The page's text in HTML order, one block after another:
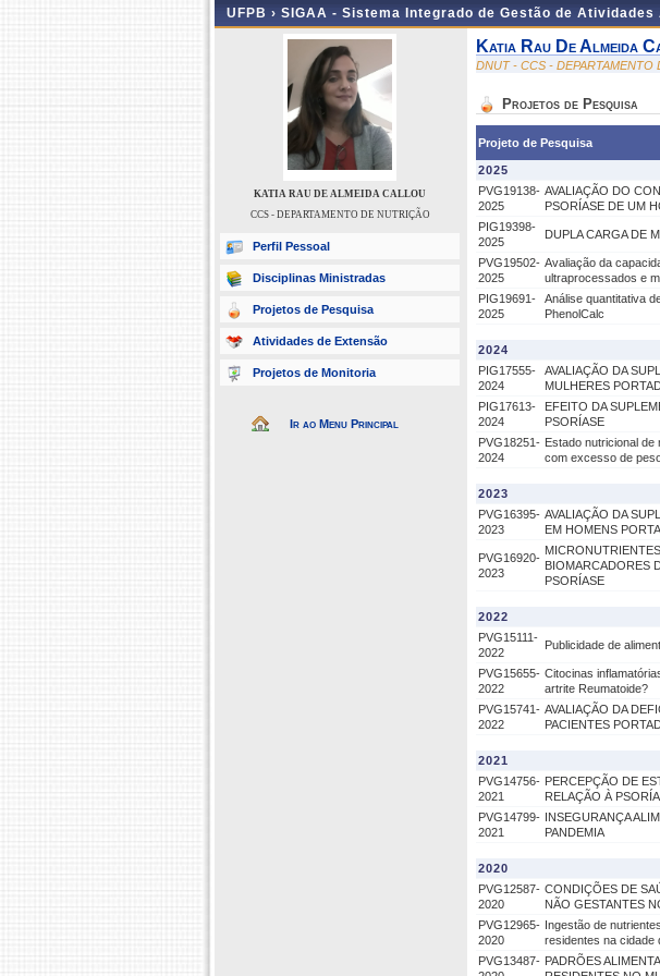
UFPB › SIGAA - Sistema Integrado de Gestão de Atividades
KATIA RAU DE ALMEIDA CALLOU
CCS - DEPARTAMENTO DE NUTRIÇÃO
Perfil Pessoal
Disciplinas Ministradas
Projetos de Pesquisa
Atividades de Extensão
Projetos de Monitoria
Ir ao Menu Principal
Katia Rau De Almeida
DNUT - CCS - DEPARTAMENTO
Projetos de Pesquisa
Projeto de Pesquisa
2025
PVG19138-
2025
AVALIAÇÃO DO
PSORÍASE DE UM
PIG19398-
2025
DUPLA CARGA DE
PVG19502-
2025
Avaliação da
ultraprocessados e
PIG19691-
2025
Análise quantitativa
PhenolCalc
2024
PIG17555-
2024
AVALIAÇÃO DA
MULHERES
PIG17613-
2024
EFEITO DA
PSORÍASE
PVG18251-
2024
Estado nutricional
com excesso de
2023
PVG16395-
2023
AVALIAÇÃO DA
EM HOMENS
PVG16920-
2023
BIOMARCADORES
PSORÍASE
2022
PVG15111-
2022
Publicidade de
PVG15655-
2022
Citocinas
artrite Reumatoide?
PVG15741-
2022
AVALIAÇÃO DA
PACIENTES
2021
PVG14756-
2021
PERCEPÇÃO DE
RELAÇÃO À
PVG14799-
2021
INSEGURANÇA
PANDEMIA
2020
PVG12587-
2020
CONDIÇÕES DE
NÃO GESTANTES
PVG12965-
2020
Ingestão de
residentes na cidade
PVG13487- PADRÕES